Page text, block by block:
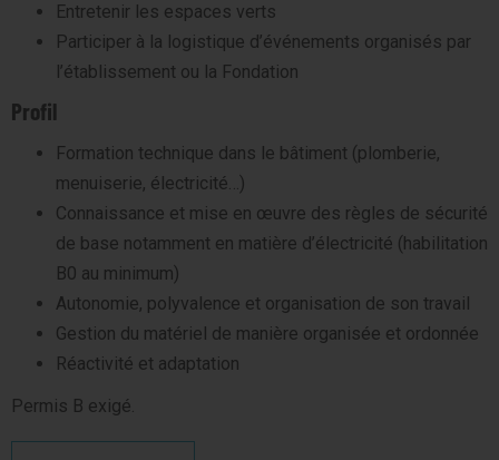
Entretenir les espaces verts
Participer à la logistique d’événements organisés par
l’établissement ou la Fondation
Profil
Formation technique dans le bâtiment (plomberie,
menuiserie, électricité…)
Connaissance et mise en œuvre des règles de sécurité
de base notamment en matière d’électricité (habilitation
B0 au minimum)
Autonomie, polyvalence et organisation de son travail
Gestion du matériel de manière organisée et ordonnée
Réactivité et adaptation
Permis B exigé.